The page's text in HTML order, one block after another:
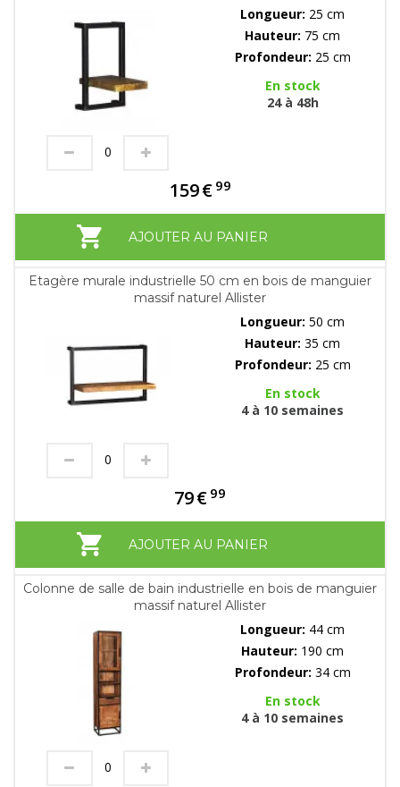
Longueur: 25 cm
Hauteur: 75 cm
Profondeur: 25 cm
En stock
24 à 48h
159€ 99
AJOUTER AU PANIER
Etagère murale industrielle 50 cm en bois de manguier
massif naturel Allister
Longueur: 50 cm
Hauteur: 35 cm
Profondeur: 25 cm
En stock
4 à 10 semaines
79€ 99
AJOUTER AU PANIER
Colonne de salle de bain industrielle en bois de manguier
massif naturel Allister
Longueur: 44 cm
Hauteur: 190 cm
Profondeur: 34 cm
En stock
4 à 10 semaines